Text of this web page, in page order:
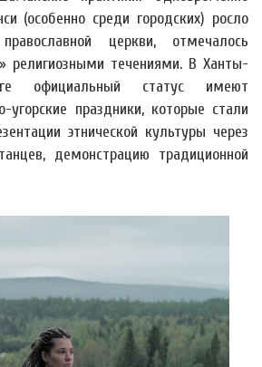
(особенно среди городских) росло
церкви, отмечалось
религиозными течениями. В Ханты-
официальный статус имеют
угорские праздники, которые стали
этнической культуры через
демонстрацию традиционной